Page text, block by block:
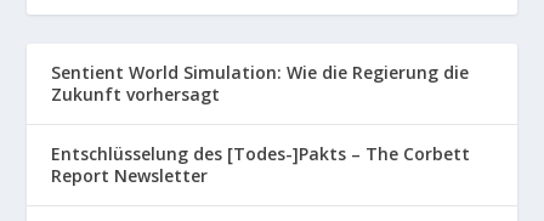
Sentient World Simulation: Wie die Regierung die
Zukunft vorhersagt
Entschlüsselung des [Todes-]Pakts – The Corbett
Report Newsletter